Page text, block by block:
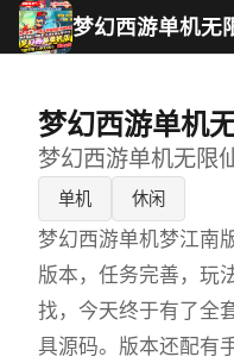
梦幻西游单机无
梦幻西游单机
梦幻西游单机无限
单机 休闲
梦幻西游单机梦江南
版本，任务完善，玩
找，今天终于有了全
具源码。版本还配有